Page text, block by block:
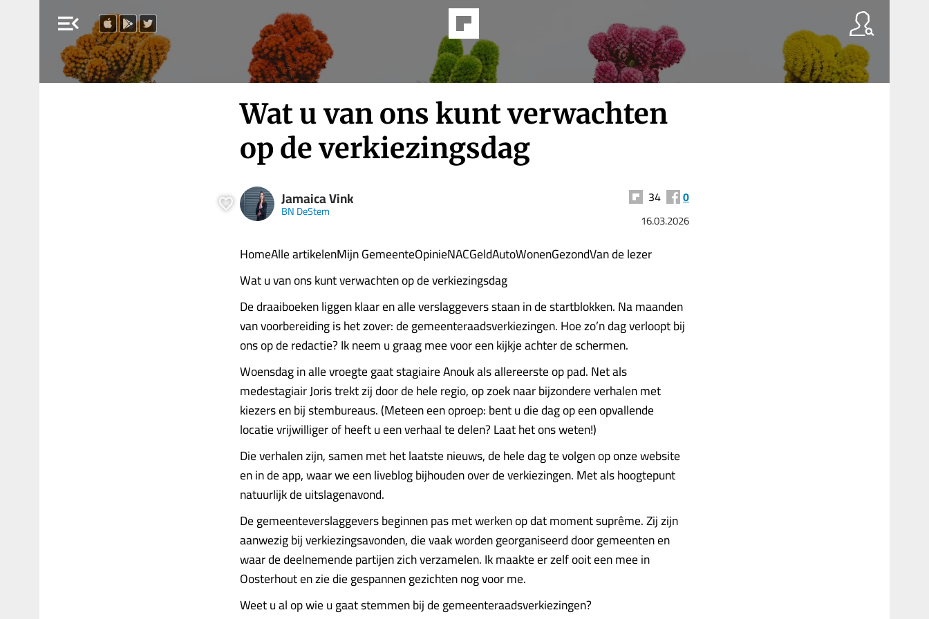
menu_open
Wat u van ons kunt verwachten
op de verkiezingsdag
Jamaica Vink
BN DeStem
34 0
16.03.2026
HomeAlle artikelenMijn GemeenteOpinieNACGeldAutoWonenGezondVan de lezer
Wat u van ons kunt verwachten op de verkiezingsdag
De draaiboeken liggen klaar en alle verslaggevers staan in de startblokken. Na maanden
van voorbereiding is het zover: de gemeenteraadsverkiezingen. Hoe zo’n dag verloopt bij
ons op de redactie? Ik neem u graag mee voor een kijkje achter de schermen.
Woensdag in alle vroegte gaat stagiaire Anouk als allereerste op pad. Net als
medestagiair Joris trekt zij door de hele regio, op zoek naar bijzondere verhalen met
kiezers en bij stembureaus. (Meteen een oproep: bent u die dag op een opvallende
locatie vrijwilliger of heeft u een verhaal te delen? Laat het ons weten!)
Die verhalen zijn, samen met het laatste nieuws, de hele dag te volgen op onze website
en in de app, waar we een liveblog bijhouden over de verkiezingen. Met als hoogtepunt
natuurlijk de uitslagenavond.
De gemeenteverslaggevers beginnen pas met werken op dat moment suprême. Zij zijn
aanwezig bij verkiezingsavonden, die vaak worden georganiseerd door gemeenten en
waar de deelnemende partijen zich verzamelen. Ik maakte er zelf ooit een mee in
Oosterhout en zie die gespannen gezichten nog voor me.
Weet u al op wie u gaat stemmen bij de gemeenteraadsverkiezingen?